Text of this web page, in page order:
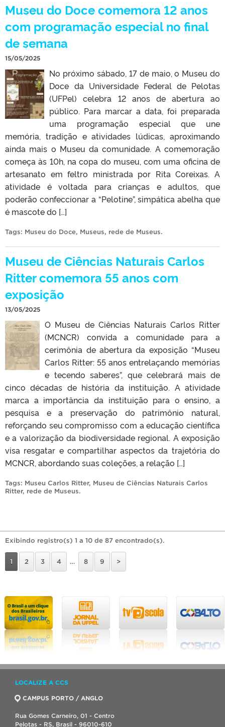
Museu do Doce comemora 12 anos
com programação especial no final
de semana
15/05/2025
No próximo sábado, 17 de maio, o Museu do
Doce da Universidade Federal de Pelotas
(UFPel) celebra 12 anos de abertura ao
público. Para marcar a data, foi preparada
uma programação especial que une
memória, tradição e atividades lúdicas, aproximando
ainda mais o Museu da comunidade. A comemoração
começa às 10h, na copa do museu, com uma oficina de
artesanato em feltro ministrada por Rita Coreixas. A
atividade é voltada para crianças e adultos, que
poderão confeccionar a “Pelotine”, simpática abelha que
é mascote do […]
Tags: Museu do Doce, Museus, rede de Museus.
Museu de Ciências Naturais Carlos
Ritter comemora 55 anos com
exposição
13/05/2025
O Museu de Ciências Naturais Carlos Ritter
(MCNCR) convida a comunidade para a
cerimônia de abertura da exposição “Museu
Carlos Ritter: 55 anos entrelaçando memórias
e tecendo saberes”, que celebrará mais de
cinco décadas de história da instituição. A atividade
marca a importância da instituição para o ensino, a
pesquisa e a preservação do patrimônio natural,
reforçando seu compromisso com a educação científica
e a valorização da biodiversidade regional. A exposição
visa resgatar e compartilhar aspectos da trajetória do
MCNCR, abordando suas coleções, a relação […]
Tags: Museu Carlos Ritter, Museu de Ciências Naturais Carlos
Ritter, rede de Museus.
Exibindo registro(s) 1 a 10 de 87 encontrado(s).
1 2 3 4 … 8 9 >
LOCALIZE A CCS
CAMPUS PORTO / ANGLO
Rua Gomes Carneiro, 01 - Centro
Pelotas - RS, Brasil - 96010-610